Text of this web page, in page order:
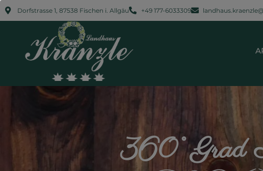
Dorfstrasse 1, 87538 Fischen i. Allgäu +49 177-6033309​
360° Grad